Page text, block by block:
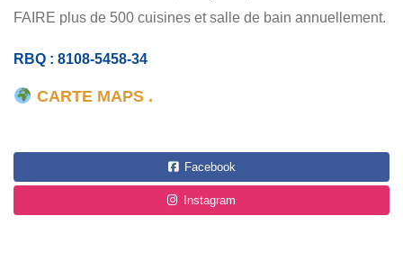
FAIRE plus de 500 cuisines et salle de bain annuellement.
RBQ : 8108-5458-34
CARTE MAPS .
Facebook
Instagram